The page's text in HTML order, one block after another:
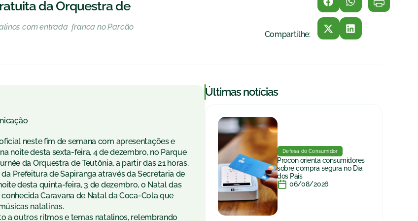
da Orquestra de
com entrada franca no Parcão
Compartilhe:
neste fim de semana com apresentações e
noite desta sexta-feira, 4 de dezembro, no Parque
da Orquestra de Teutônia, a partir das 21 horas,
Prefeitura de Sapiranga através da Secretaria de
desta quinta-feira, 3 de dezembro, o Natal das
Caravana de Natal da Coca-Cola que
natalinas.
a outros ritmos e temas natalinos, relembrando
|Últimas notícias
Defesa do Consumidor
Procon orienta consumidores
sobre compra segura no Dia
dos Pais
06/08/2026